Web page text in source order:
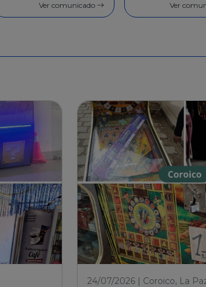
Ver comunicado Ver
24/07/2026 | Coroico, La